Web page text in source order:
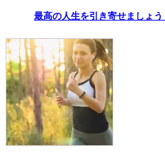
最高の人生を引き寄せましょ